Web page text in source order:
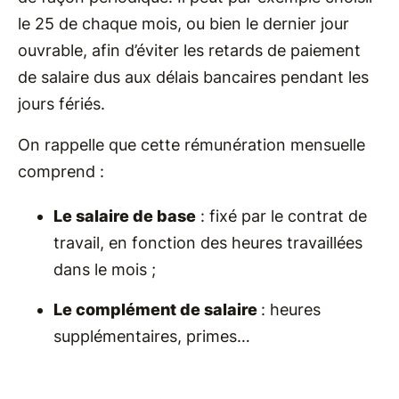
le 25 de chaque mois, ou bien le dernier jour
ouvrable, afin d’éviter les retards de paiement
de salaire dus aux délais bancaires pendant les
jours fériés.
On rappelle que cette rémunération mensuelle
comprend :
Le salaire de base : fixé par le contrat de
travail, en fonction des heures travaillées
dans le mois ;
Le complément de salaire : heures
supplémentaires, primes…